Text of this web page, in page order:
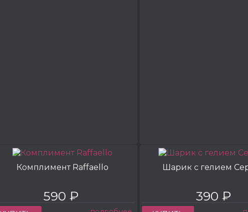
Комплимент Raffaello
590 ₽
Шарик с гелием
390 ₽